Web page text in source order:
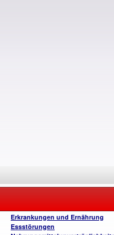
Erkrankungen und Ernährung
Essstörungen